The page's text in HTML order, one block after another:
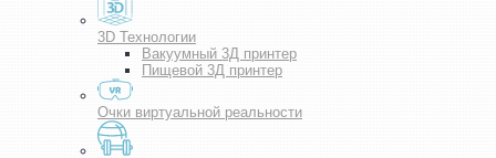
3D Технологии
Вакуумный 3Д принтер
Пищевой 3Д принтер
Очки виртуальной реальности